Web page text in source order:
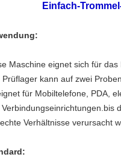
Einfach-
Maschine eignet sich für
Prüflager kann auf zwei
für Mobiltelefone, PDA,
Verhältnisse verursacht